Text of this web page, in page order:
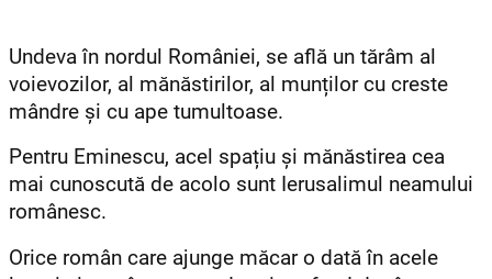
Undeva în nordul României, se află un tărâm al
voievozilor, al mănăstirilor, al munților cu creste
mândre și cu ape tumultoase.
Pentru Eminescu, acel spațiu și mănăstirea cea
mai cunoscută de acolo sunt Ierusalimul neamului
românesc.
Orice român care ajunge măcar o dată în acele